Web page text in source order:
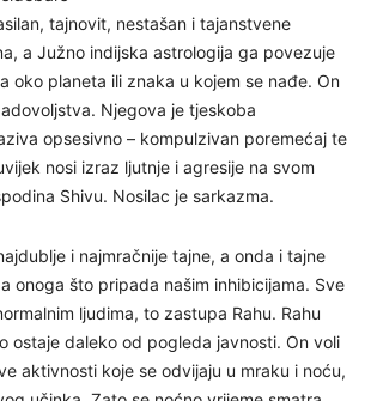
tajnovit, nestašan i tajanstvene
a Južno indijska astrologija ga povezuje
oko planeta ili znaka u kojem se nađe. On
Njegova je tjeskoba
opsesivno – kompulzivan poremećaj te
nosi izraz ljutnje i agresije na svom
Shivu. Nosilac je sarkazma.
i najmračnije tajne, a onda i tajne
onoga što pripada našim inhibicijama. Sve
ljudima, to zastupa Rahu. Rahu
ostaje daleko od pogleda javnosti. On voli
aktivnosti koje se odvijaju u mraku i noću,